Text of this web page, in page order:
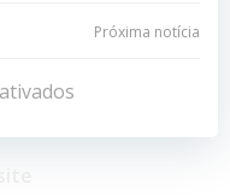
Próxima notícia